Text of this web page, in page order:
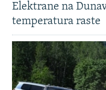
Elektrane na
temperatura raste